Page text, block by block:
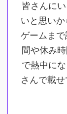
皆さんに
いと思い
ゲームま
間や休み
で熱中に
さんで載